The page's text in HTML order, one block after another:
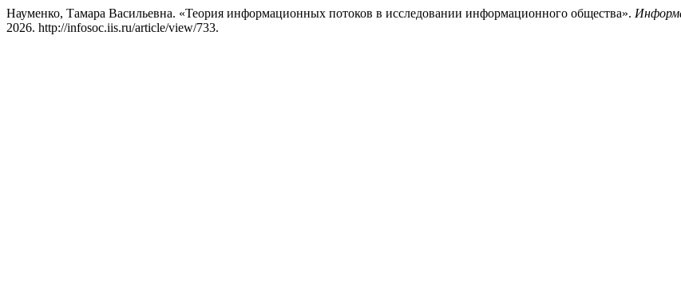
Науменко, Тамара Васильевна. «Теория информационных потоков в исследовании информационного общества».
2026. http://infosoc.iis.ru/article/view/733.